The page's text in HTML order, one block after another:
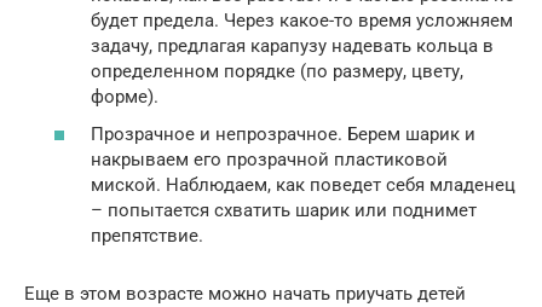
будет предела. Через какое-то время усложняем
задачу, предлагая карапузу надевать кольца в
определенном порядке (по размеру, цвету,
форме).
Прозрачное и непрозрачное. Берем шарик и
накрываем его прозрачной пластиковой
миской. Наблюдаем, как поведет себя младенец
– попытается схватить шарик или поднимет
препятствие.
Еще в этом возрасте можно начать приучать детей